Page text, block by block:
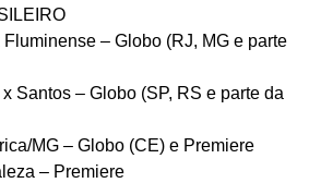
– Globo (RJ, MG e parte
Santos – Globo (SP, RS e parte da
MG – Globo (CE) e Premiere
– Premiere